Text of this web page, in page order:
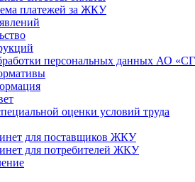
платежей за ЖКУ
персональных данных АО
оценки условий труда
для поставщиков ЖКУ
для потребителей ЖКУ